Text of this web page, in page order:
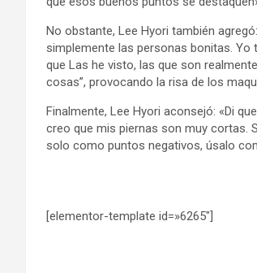
No obstante, Lee Hyori también
simplemente las personas bonitas. Yo
que Las he visto, las que son
cosas”, provocando la risa de los
Finalmente, Lee Hyori aconsejó: «Di
creo que mis piernas son muy cortas.
solo como puntos negativos, úsalo
[elementor-template id=»6265″]